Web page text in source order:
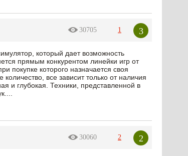
30705 1 3
который дает возможность
прямым конкурентом линейки игр от
покупке которого назначается своя
все зависит только от наличия
и глубокая. Техники, представленной в
30060 2 2